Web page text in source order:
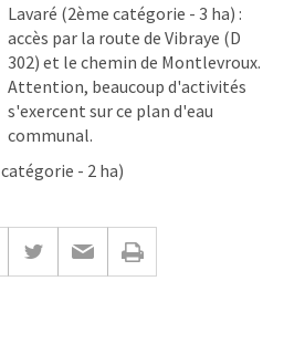
Lavaré (2ème catégorie - 3 ha) :
accès par la route de Vibraye (D
302) et le chemin de Montlevroux.
Attention, beaucoup d'activités
s'exercent sur ce plan d'eau
communal.
catégorie - 2 ha)